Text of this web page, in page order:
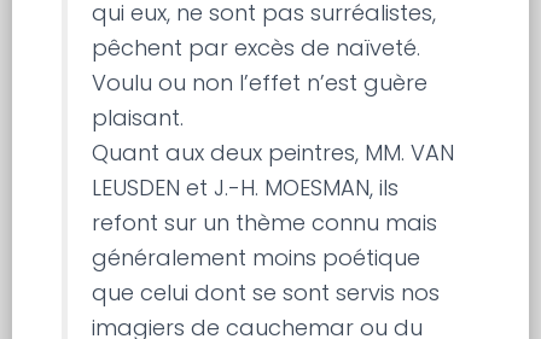
qui eux, ne sont pas surréalistes,
pêchent par excès de naïveté.
Voulu ou non l’effet n’est guère
plaisant.
Quant aux deux peintres, MM. VAN
LEUSDEN et J.-H. MOESMAN, ils
refont sur un thème connu mais
généralement moins poétique
que celui dont se sont servis nos
imagiers de cauchemar ou du